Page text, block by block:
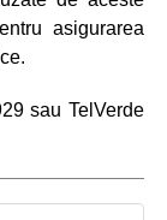
asigurarea
sau TelVerde